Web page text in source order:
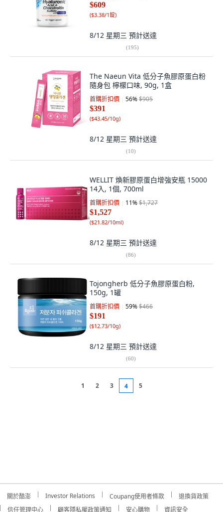
$609
($3.38/1錠)
8/12 星期三 預計送達
(195)
The Naeun Vita 低分子魚膠原蛋白粉
隨身包 檸檬口味, 90g, 1盒
首購折扣價 56%$905
$391
($43.45/10g)
8/12 星期三 預計送達
(10)
WELLIT 煥新膠原蛋白增強安瓶 15000
14入, 1個, 700ml
首購折扣價 11%$1,727
$1,527
($21.82/10ml)
8/12 星期三 預計送達
(86)
Tojongherb 低分子魚膠原蛋白粉,
150g, 1罐
首購折扣價 59%$466
$191
($12.73/10g)
8/12 星期三 預計送達
(60)
1 2 3 4 5
關於酷澎 Investor Relations Coupang使用者條款
退換貨政策
信任管理中心
顧客隱私權政策通知 安心購物 資訊安全